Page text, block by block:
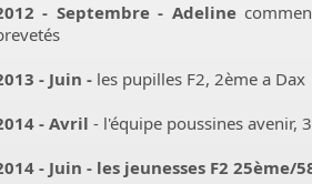
- Septembre - Adeline
- Juin - les pupilles F2, 2ème a Dax
- Avril - l'équipe poussines avenir,
- Juin - les jeunesses F2 25ème/